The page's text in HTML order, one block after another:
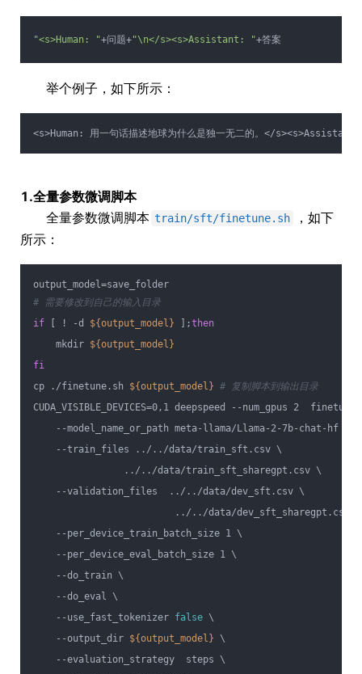
"<s>Human: "+问题+"\n</s><s>Assistant: "+答案
举个例子，如下所示：
<s>Human: 用一句话描述地球为什么是独一无二的。</s><s>Assistant:
1.全量参数微调脚本
全量参数微调脚本 train/sft/finetune.sh
，如下
所示：
output_model=save_folder
# 需要修改到自己的输入目录
if [ ! -d ${output_model} ];then
mkdir ${output_model}
fi
cp ./finetune.sh ${output_model} # 复制脚本到输出目录
CUDA_VISIBLE_DEVICES=0,1 deepspeed --num_gpus 2
--model_name_or_path meta-llama/Llama-2-
--train_files ../../data/
../../data/
--validation_files  ../../data/
../../data/
--
--
--do_train
--do_eval
--use_fast_tokenizer false
--output_dir ${output_model}
--evaluation_strategy